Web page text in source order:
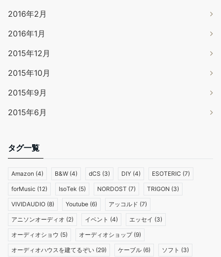
2016年2月
2016年1月
2015年12月
2015年10月
2015年9月
2015年6月
タグ一覧
Amazon (4) B&W (4) dCS (3) DIY (4) ESOTERIC (7)
forMusic (12) IsoTek (5) NORDOST (7) TRIGON (3)
VIVIDAUDIO (8) Youtube (6) アッコルド (7)
アニソンオーディオ (2) イベント (4) エッセイ (3)
オーディオショウ (5) オーディオショップ(9)
オーディオハウスを建てるぞい (29) ケーブル (6) ソフト (3)